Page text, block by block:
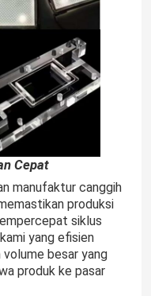
Cepat
manufaktur canggih
produksi
siklus
yang efisien
volume besar yang
produk ke pasar